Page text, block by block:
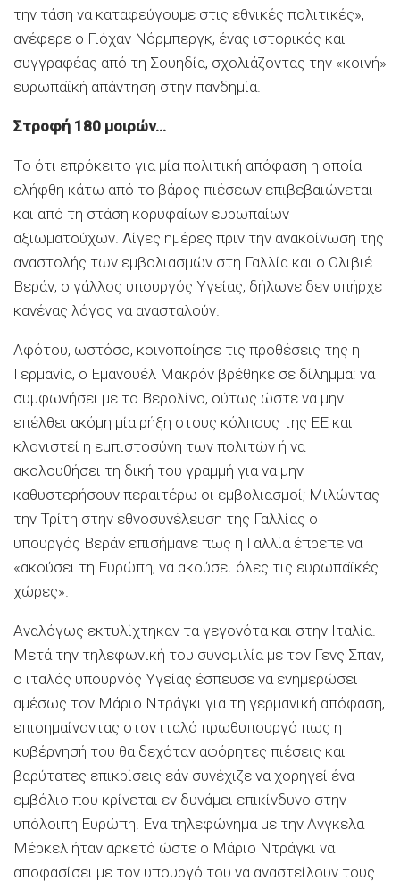
την τάση να καταφεύγουμε στις εθνικές πολιτικές»,
ανέφερε ο Γιόχαν Νόρμπεργκ, ένας ιστορικός και
συγγραφέας από τη Σουηδία, σχολιάζοντας την «κοινή»
ευρωπαϊκή απάντηση στην πανδημία.
Στροφή 180 μοιρών…
Το ότι επρόκειτο για μία πολιτική απόφαση η οποία
ελήφθη κάτω από το βάρος πιέσεων επιβεβαιώνεται
και από τη στάση κορυφαίων ευρωπαίων
αξιωματούχων. Λίγες ημέρες πριν την ανακοίνωση της
αναστολής των εμβολιασμών στη Γαλλία και ο Ολιβιέ
Βεράν, ο γάλλος υπουργός Υγείας, δήλωνε δεν υπήρχε
κανένας λόγος να ανασταλούν.
Αφότου, ωστόσο, κοινοποίησε τις προθέσεις της η
Γερμανία, ο Εμανουέλ Μακρόν βρέθηκε σε δίλημμα: να
συμφωνήσει με το Βερολίνο, ούτως ώστε να μην
επέλθει ακόμη μία ρήξη στους κόλπους της ΕΕ και
κλονιστεί η εμπιστοσύνη των πολιτών ή να
ακολουθήσει τη δική του γραμμή για να μην
καθυστερήσουν περαιτέρω οι εμβολιασμοί; Μιλώντας
την Τρίτη στην εθνοσυνέλευση της Γαλλίας ο
υπουργός Βεράν επισήμανε πως η Γαλλία έπρεπε να
«ακούσει τη Ευρώπη, να ακούσει όλες τις ευρωπαϊκές
χώρες».
Αναλόγως εκτυλίχτηκαν τα γεγονότα και στην Ιταλία.
Μετά την τηλεφωνική του συνομιλία με τον Γενς Σπαν,
ο ιταλός υπουργός Υγείας έσπευσε να ενημερώσει
αμέσως τον Μάριο Ντράγκι για τη γερμανική απόφαση,
επισημαίνοντας στον ιταλό πρωθυπουργό πως η
κυβέρνησή του θα δεχόταν αφόρητες πιέσεις και
βαρύτατες επικρίσεις εάν συνέχιζε να χορηγεί ένα
εμβόλιο που κρίνεται εν δυνάμει επικίνδυνο στην
υπόλοιπη Ευρώπη. Ενα τηλεφώνημα με την Ανγκελα
Μέρκελ ήταν αρκετό ώστε ο Μάριο Ντράγκι να
αποφασίσει με τον υπουργό του να αναστείλουν τους